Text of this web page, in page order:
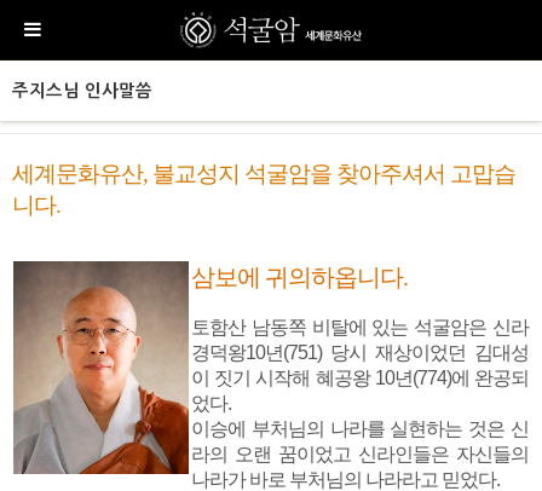
주지스님 인사말씀
세계문화유산, 불교성지 석굴암을 찾아주셔서 고맙습
니다.
삼보에 귀의하옵니다.
토함산 남동쪽 비탈에 있는 석굴암은 신라
경덕왕10년(751) 당시 재상이었던 김대성
이 짓기 시작해 혜공왕 10년(774)에 완공되
었다.
이승에 부처님의 나라를 실현하는 것은 신
라의 오랜 꿈이었고 신라인들은 자신들의
나라가 바로 부처님의 나라라고 믿었다.